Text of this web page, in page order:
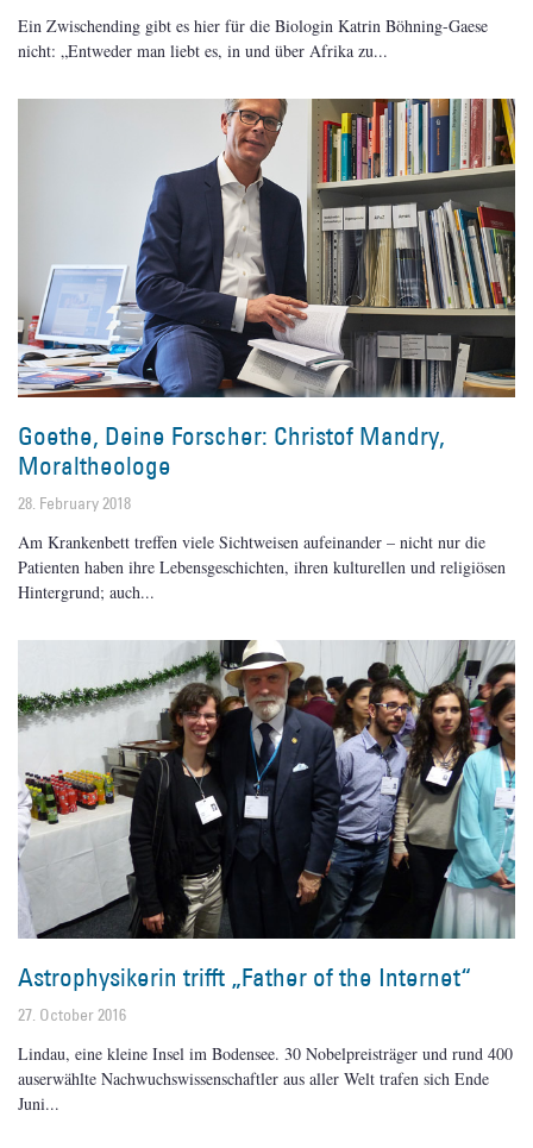
Ein Zwischending gibt es hier für die Biologin Katrin Böhning-Gaese
nicht: „Entweder man liebt es, in und über Afrika zu
Goethe, Deine Forscher: Christof Mandry,
Moraltheologe
28. February 2018
Am Krankenbett treffen viele Sichtweisen aufeinander – nicht nur die
Patienten haben ihre Lebensgeschichten, ihren kulturellen und religiösen
Hintergrund; auch
Astrophysikerin trifft „Father of the Internet“
27. October 2016
Lindau, eine kleine Insel im Bodensee. 30 Nobelpreisträger und rund 400
auserwählte Nachwuchswissenschaftler aus aller Welt trafen sich Ende
Juni